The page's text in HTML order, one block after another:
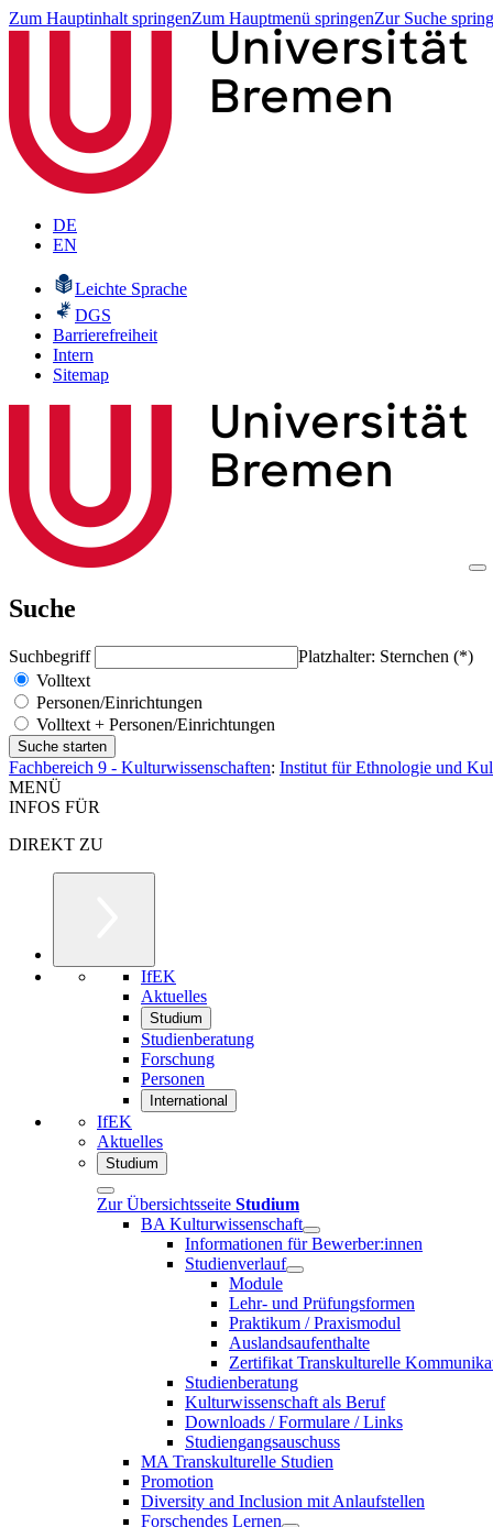
Zum Hauptinhalt springenZum Hauptmenü springenZur Suche
DE
EN
Leichte Sprache
DGS
Barrierefreiheit
Intern
Sitemap
Suche
Suchbegriff
Platzhalter: Sternchen (*)
Volltext
Personen/Einrichtungen
Volltext + Personen/Einrichtungen
Fachbereich 9 - Kulturwissenschaften: Institut für Ethnologie und
MENÜ
INFOS FÜR
DIREKT ZU
IfEK
Aktuelles
Studium
Studienberatung
Forschung
Personen
International
IfEK
Aktuelles
Studium
Zur Übersichtsseite Studium
BA Kulturwissenschaft
Informationen für Bewerber:innen
Studienverlauf
Module
Lehr- und Prüfungsformen
Praktikum / Praxismodul
Auslandsaufenthalte
Zertifikat Transkulturelle
Studienberatung
Kulturwissenschaft als Beruf
Downloads / Formulare / Links
Studiengangsauschuss
MA Transkulturelle Studien
Promotion
Diversity and Inclusion mit Anlaufstellen
Forschendes Lernen